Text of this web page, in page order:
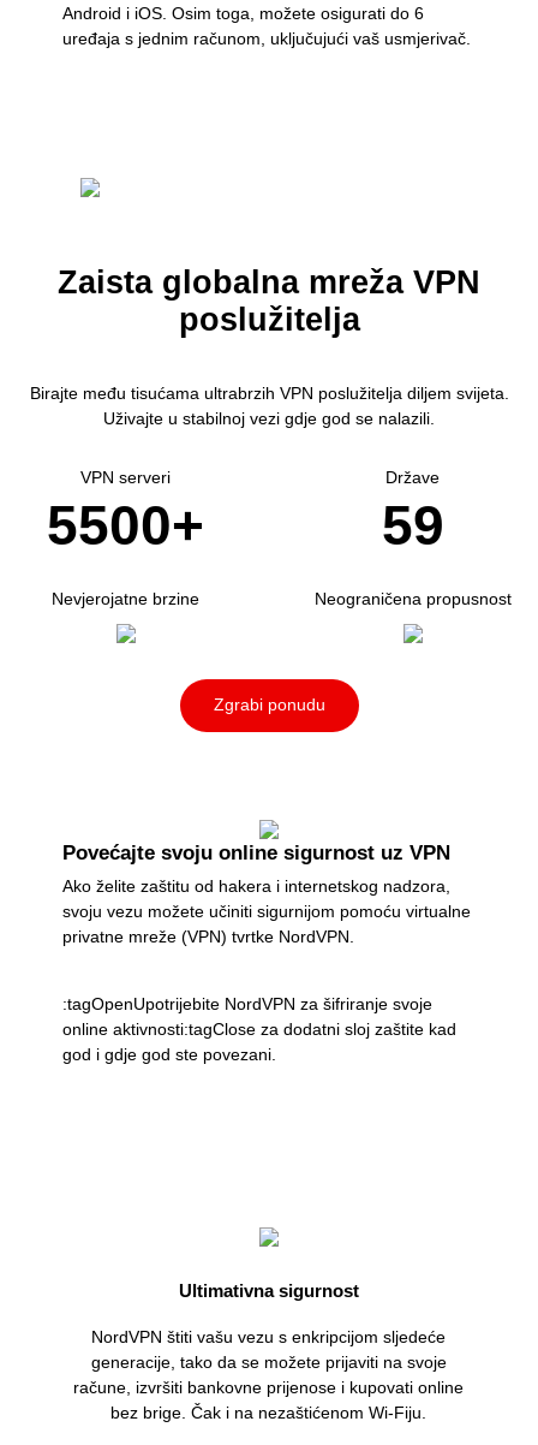
Android i iOS. Osim toga, možete osigurati do 6
uređaja s jednim računom, uključujući vaš usmjerivač.
Zaista globalna mreža VPN
poslužitelja
Birajte među tisućama ultrabrzih VPN poslužitelja diljem svijeta.
Uživajte u stabilnoj vezi gdje god se nalazili.
VPN serveri
5500+
Države
59
Nevjerojatne brzine Neograničena propusnost
Zgrabi ponudu
Povećajte svoju online sigurnost uz VPN
Ako želite zaštitu od hakera i internetskog nadzora,
svoju vezu možete učiniti sigurnijom pomoću virtualne
privatne mreže (VPN) tvrtke NordVPN.
:tagOpenUpotrijebite NordVPN za šifriranje svoje
online aktivnosti:tagClose za dodatni sloj zaštite kad
god i gdje god ste povezani.
Ultimativna sigurnost
NordVPN štiti vašu vezu s enkripcijom sljedeće
generacije, tako da se možete prijaviti na svoje
račune, izvršiti bankovne prijenose i kupovati online
bez brige. Čak i na nezaštićenom Wi-Fiju.